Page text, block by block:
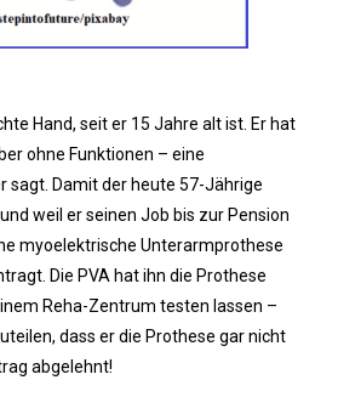
Hand, seit er 15 Jahre alt ist. Er hat
ohne Funktionen – eine
sagt. Damit der heute 57-Jährige
weil er seinen Job bis zur Pension
myoelektrische Unterarmprothese
Die PVA hat ihn die Prothese
Reha-Zentrum testen lassen –
dass er die Prothese gar nicht
abgelehnt!